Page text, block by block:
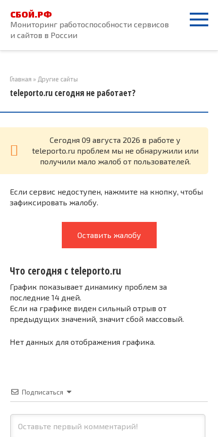
контенту
СБОЙ.РФ
Мониторинг работоспособности сервисов
и сайтов в России
Главная » Другие сайты
teleporto.ru сегодня не работает?
Cегодня 09 августа 2026 в работе у
teleporto.ru проблем мы не обнаружили или
получили мало жалоб от пользователей.
Если сервис недоступен, нажмите на кнопку, чтобы
зафиксировать жалобу.
Оставить жалобу
Что сегодня с teleporto.ru
График показывает динамику проблем за
последние 14 дней.
Если на графике виден сильный отрыв от
предыдущих значений, значит сбой массовый.
Нет данных для отображения графика.
Подписаться